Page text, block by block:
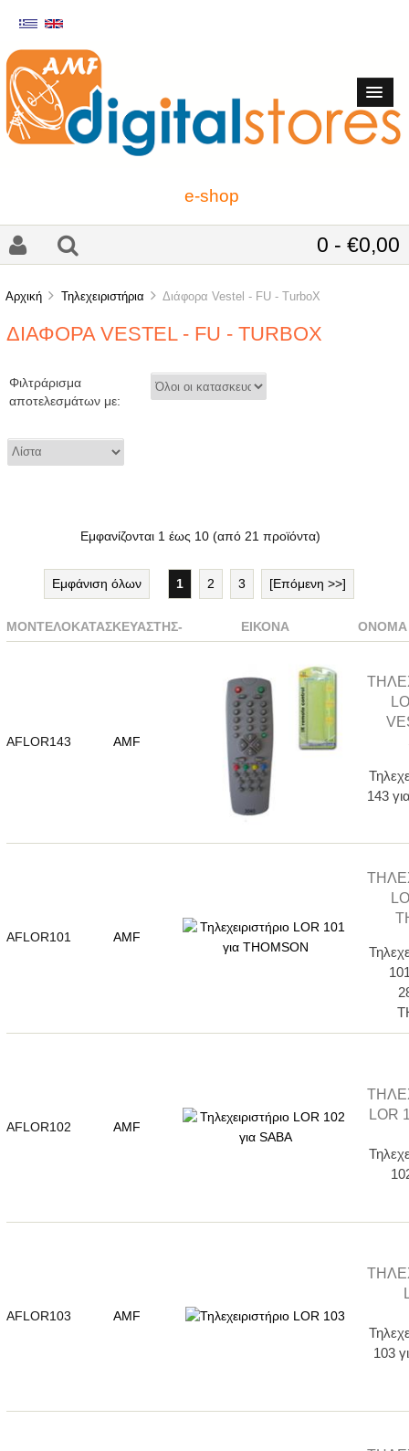
e-shop
0 - €0,00
Αρχική Τηλεχειριστήρια Διάφορα Vestel - FU - TurboX
ΔΙΆΦΟΡΑ VESTEL - FU - TURBOX
Φιλτράρισμα
αποτελεσμάτων με:
Εμφανίζονται 1 έως 10 (από 21 προϊόντα)
Εμφάνιση όλων 1 2 3 [Επόμενη >>]
ΜΟΝΤΈΛΟΚΑΤΑΣΚΕΥΑΣΤΉΣ- ΕΙΚΌΝΑ ΌΝΟΜΑ
AFLOR143 AMF
143
AFLOR101 AMF
AFLOR102 AMF
LOR
AFLOR103 AMF
103